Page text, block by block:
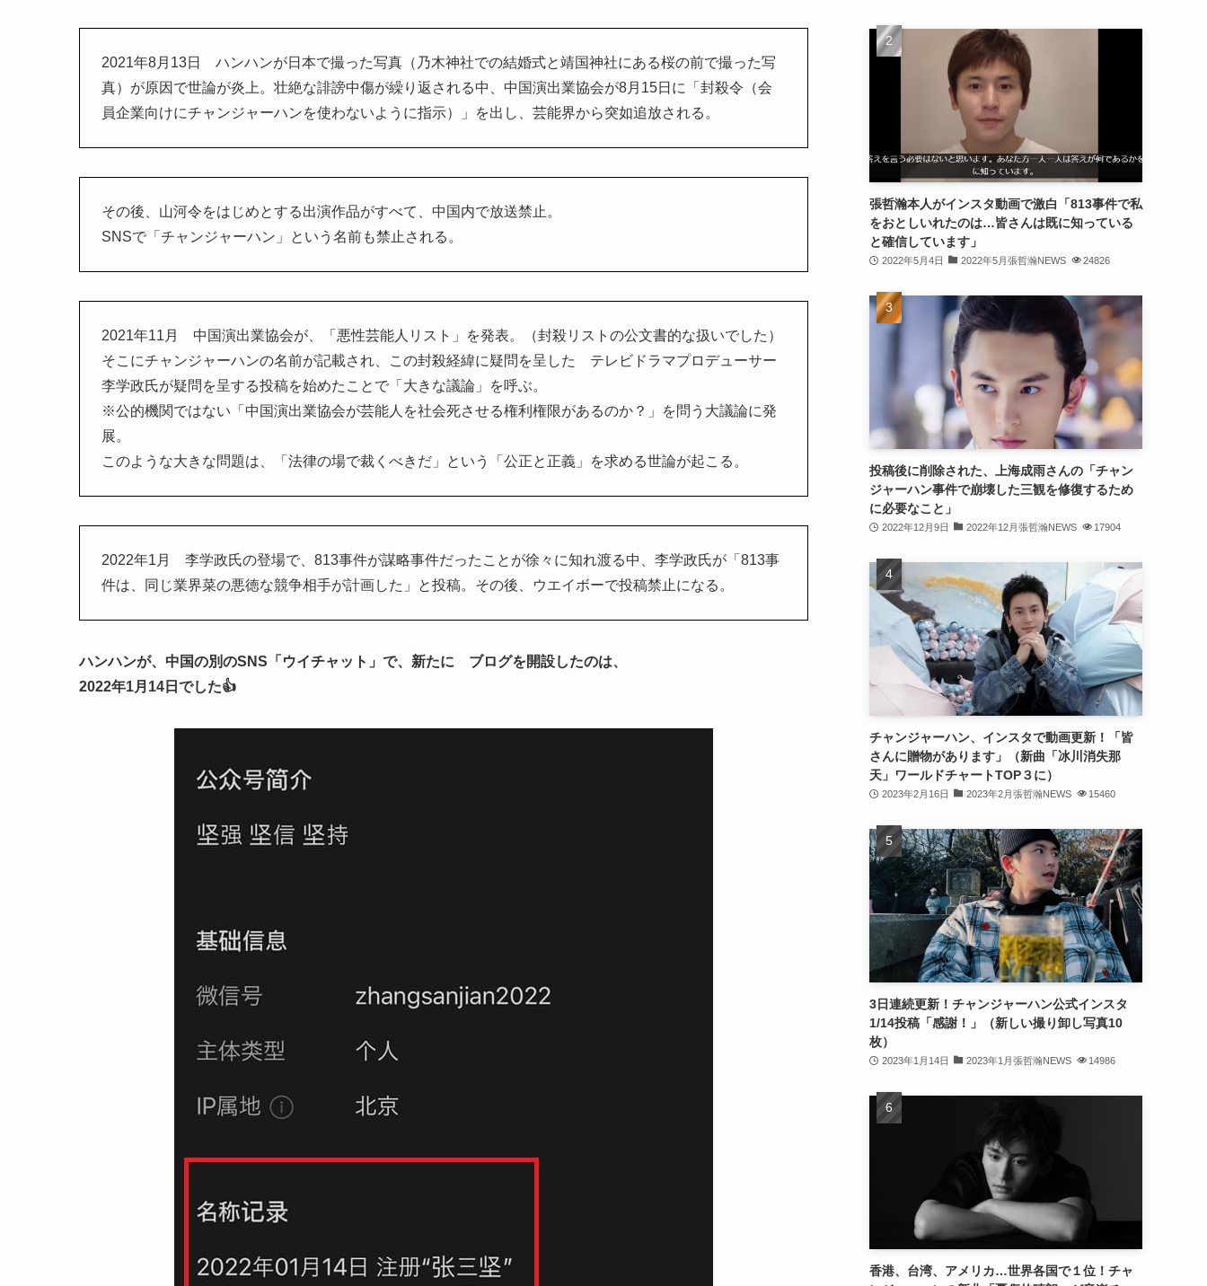
2021年8月13日 ハンハンが日本で撮った写真（乃木神社での結婚式と靖国神社にある桜の前で撮った写
真）が原因で世論が炎上。壮絶な誹謗中傷が繰り返される中、中国演出業協会が8月15日に「封殺令（会
員企業向けにチャンジャーハンを使わないように指示）」を出し、芸能界から突如追放される。
その後、山河令をはじめとする出演作品がすべて、中国内で放送禁止。
SNSで「チャンジャーハン」という名前も禁止される。
2021年11月 中国演出業協会が、「悪性芸能人リスト」を発表。（封殺リストの公文書的な扱いでした）
そこにチャンジャーハンの名前が記載され、この封殺経緯に疑問を呈した テレビドラマプロデューサー
李学政氏が疑問を呈する投稿を始めたことで「大きな議論」を呼ぶ。
※公的機関ではない「中国演出業協会が芸能人を社会死させる権利権限があるのか？」を問う大議論に発
展。
このような大きな問題は、「法律の場で裁くべきだ」という「公正と正義」を求める世論が起こる。
2022年1月 李学政氏の登場で、813事件が謀略事件だったことが徐々に知れ渡る中、李学政氏が「813事
件は、同じ業界菜の悪徳な競争相手が計画した」と投稿。その後、ウエイボーで投稿禁止になる。
ハンハンが、中国の別のSNS「ウイチャット」で、新たに ブログを開設したのは、
2022年1月14日でした👍
(29)
(30)
(32)
(31)
(32)
(32)
(29)
(31)
(31)
(31)
(32)
(30)
(32)
(31)
(28)
(32)
(31)
(30)
(32)
(30)
(32)
(32)
(26)
(23)
(13)
(8)
張哲瀚本人がインスタ動画で激白「813事件で私
をおとしいれたのは…皆さんは既に知っている
と確信しています」
2022年5月4日 2022年5月張哲瀚NEWS 24826
投稿後に削除された、上海成雨さんの「チャン
ジャーハン事件で崩壊した三観を修復するため
に必要なこと」
2022年12月9日 2022年12月張哲瀚NEWS 17904
チャンジャーハン、インスタで動画更新！「皆
さんに贈物があります」（新曲「冰川消失那
天」ワールドチャートTOP３に）
2023年2月16日 2023年2月張哲瀚NEWS 15460
3日連続更新！チャンジャーハン公式インスタ
1/14投稿「感謝！」（新しい撮り卸し写真10
枚）
2023年1月14日 2023年1月張哲瀚NEWS 14986
香港、台湾、アメリカ…世界各国で１位！チャ